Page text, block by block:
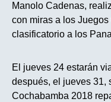
Manolo Cadenas,
con miras a los
clasificatorio a los
El jueves 24 estarán
después, el jueves 31,
Cochabamba 2018